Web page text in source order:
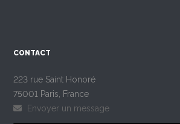
CONTACT
223 rue Saint Honoré
75001 Paris, France
Envoyer un message